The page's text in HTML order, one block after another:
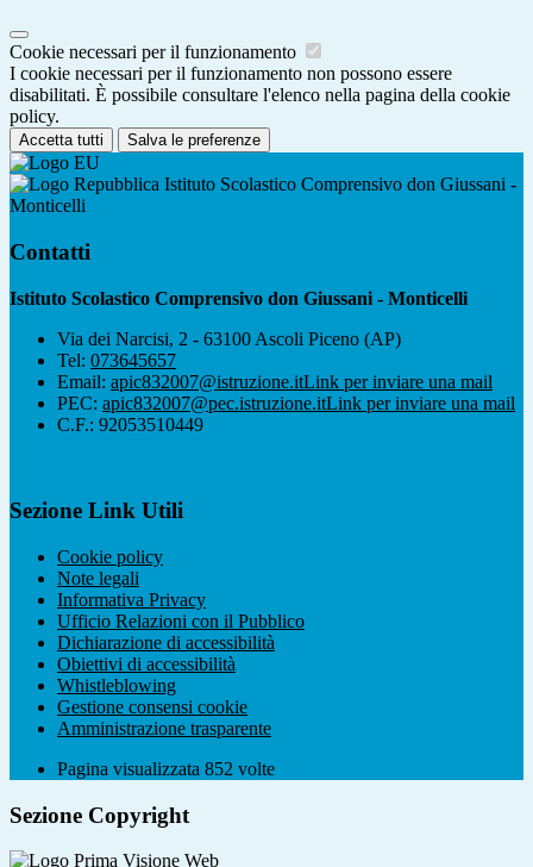
Cookie necessari per il funzionamento
I cookie necessari per il funzionamento non possono essere
disabilitati. È possibile consultare l'elenco nella pagina della cookie
policy.
Accetta tutti Salva le preferenze
Istituto Scolastico Comprensivo don Giussani -
Monticelli
Contatti
Istituto Scolastico Comprensivo don Giussani - Monticelli
Via dei Narcisi, 2 - 63100 Ascoli Piceno (AP)
Tel: 073645657
Email: apic832007@istruzione.itLink per inviare una mail
PEC: apic832007@pec.istruzione.itLink per inviare una mail
C.F.: 92053510449
Sezione Link Utili
Cookie policy
Note legali
Informativa Privacy
Ufficio Relazioni con il Pubblico
Dichiarazione di accessibilità
Obiettivi di accessibilità
Whistleblowing
Gestione consensi cookie
Amministrazione trasparente
Pagina visualizzata 852 volte
Sezione Copyright